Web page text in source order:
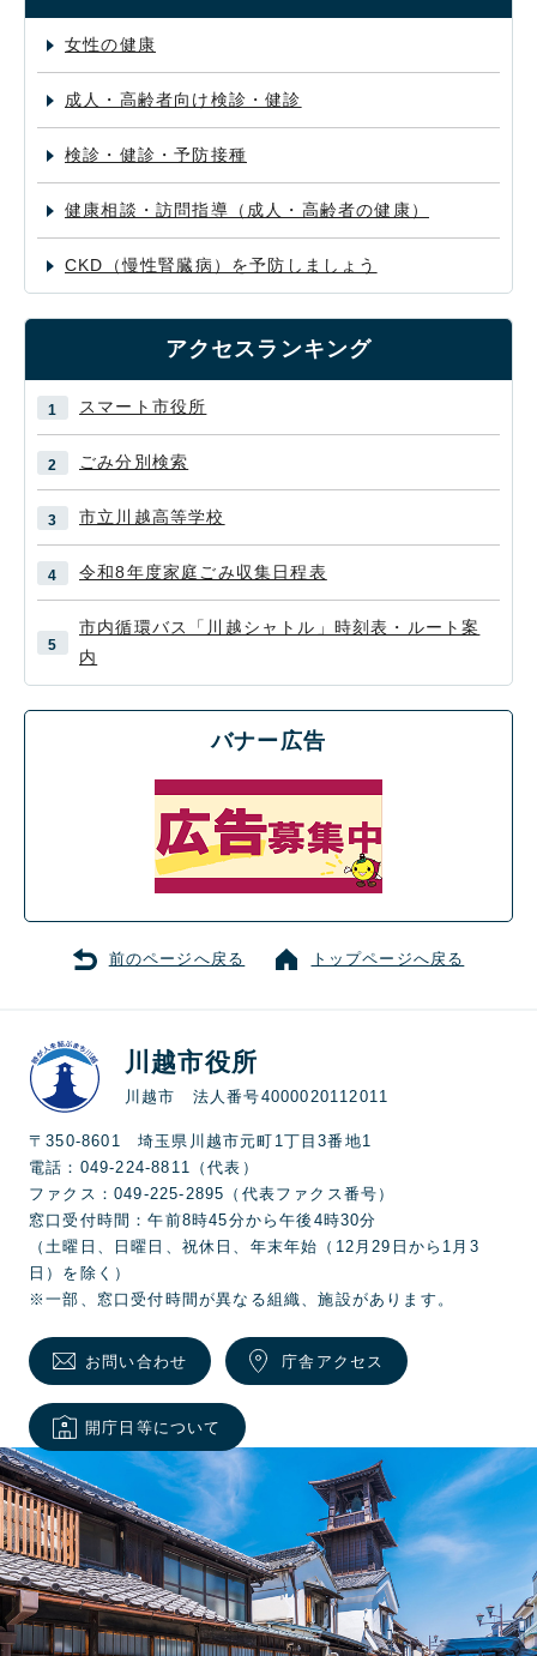
女性の健康
成人・高齢者向け検診・健診
検診・健診・予防接種
健康相談・訪問指導（成人・高齢者の健康）
CKD（慢性腎臓病）を予防しましょう
アクセスランキング
スマート市役所
ごみ分別検索
市立川越高等学校
令和8年度家庭ごみ収集日程表
市内循環バス「川越シャトル」時刻表・ルート案
内
バナー広告
前のページへ戻る トップページへ戻る
川越市役所
川越市 法人番号4000020112011
〒350-8601 埼玉県川越市元町1丁目3番地1
電話：049-224-8811（代表）
ファクス：049-225-2895（代表ファクス番号）
窓口受付時間：午前8時45分から午後4時30分
（土曜日、日曜日、祝休日、年末年始（12月29日から1月3
日）を除く）
※一部、窓口受付時間が異なる組織、施設があります。
お問い合わせ 庁舎アクセス
開庁日等について